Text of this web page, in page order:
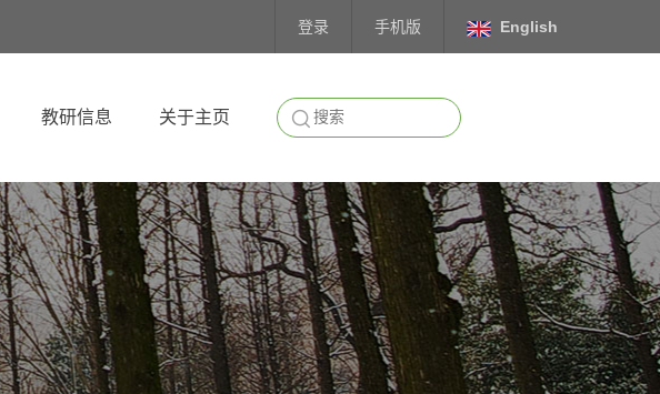
登录 手机版 English
教研信息 关于主页